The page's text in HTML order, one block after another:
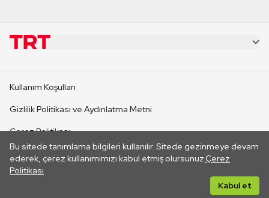
Bu sitede tanımlama bilgileri kullanılır. Sitede gezinmeye devam
ederek, çerez kullanımımızı kabul etmiş olursunuz.Çerez
Politikası
Kabul et
CANLI YAYINLAR
Kullanım Koşulları
Gizlilik Politikası ve Aydınlatma Metni
Çerez Politikası
İletişim
Her hakkı saklıdır. ©2026 TRT. Bağlantı yoluyla gidilen dış